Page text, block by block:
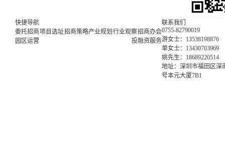
快捷导航
委托招商项目选址招商策略产业规划 行业观察招商办会
园区运营
投融资服务
联系我们
0755-82790019
游女士：13538198876
单女士：13430703969
姚先生：18689220514
地址：深圳市福田区深
号本元大厦7B1